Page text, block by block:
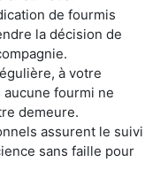
de fourmis
la décision de
à votre
fourmi ne
demeure.
assurent le suivi
sans faille pour